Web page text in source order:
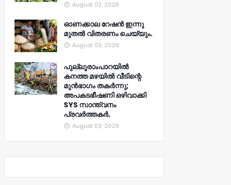
August 02, 2026
ഓണക്കാല റേഷൻ ഇന്നു
മുതല്‍ വിതരണം ചെയ്യും.
August 03, 2026
പുല്ലൂരാംപാറയിൽ
കനത്ത മഴയിൽ വീടിന്റെ
മുൻഭാഗം തകർന്നു;
അപകടഭീഷണി ഒഴിവാക്കി
SYS സാന്ത്വനം
പ്രവർത്തകർ.
August 03, 2026